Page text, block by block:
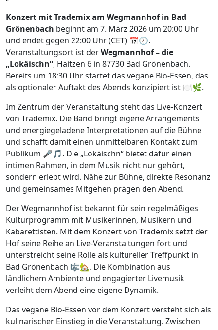
Konzert mit Trademix am Wegmannhof in Bad
Grönenbach beginnt am 7. März 2026 um 20:00 Uhr
und endet gegen 22:00 Uhr (CET) 📅🕗.
Veranstaltungsort ist derWegmannhof – die
„Lokäischn“, Haitzen 6 in 87730 Bad Grönenbach.
Bereits um 18:30 Uhr startet das vegane Bio-Essen, das
als optionaler Auftakt des Abends konzipiert ist 🍽️🌿.
Im Zentrum der Veranstaltung steht das Live-Konzert
von Trademix. Die Band bringt eigene Arrangements
und energiegeladene Interpretationen auf die Bühne
und schafft damit einen unmittelbaren Kontakt zum
Publikum 🎤🎵. Die „Lokäischn“ bietet dafür einen
intimen Rahmen, in dem Musik nicht nur gehört,
sondern erlebt wird. Nähe zur Bühne, direkte Resonanz
und gemeinsames Mitgehen prägen den Abend.
Der Wegmannhof ist bekannt für sein regelmäßiges
Kulturprogramm mit Musikerinnen, Musikern und
Kabarettisten. Mit dem Konzert von Trademix setzt der
Hof seine Reihe an Live-Veranstaltungen fort und
unterstreicht seine Rolle als kultureller Treffpunkt in
Bad Grönenbach 🎼🏡. Die Kombination aus
ländlichem Ambiente und engagierter Livemusik
verleiht dem Abend eine eigene Dynamik.
Das vegane Bio-Essen vor dem Konzert versteht sich als
kulinarischer Einstieg in die Veranstaltung. Zwischen